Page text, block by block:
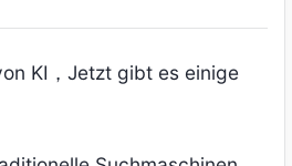
KI，Jetzt gibt es einige